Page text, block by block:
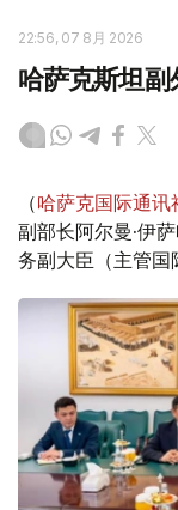
22:56, 07 8月 2026
哈萨克斯坦
（哈萨克国际通讯
副部长阿尔曼·伊
务副大臣（主管国